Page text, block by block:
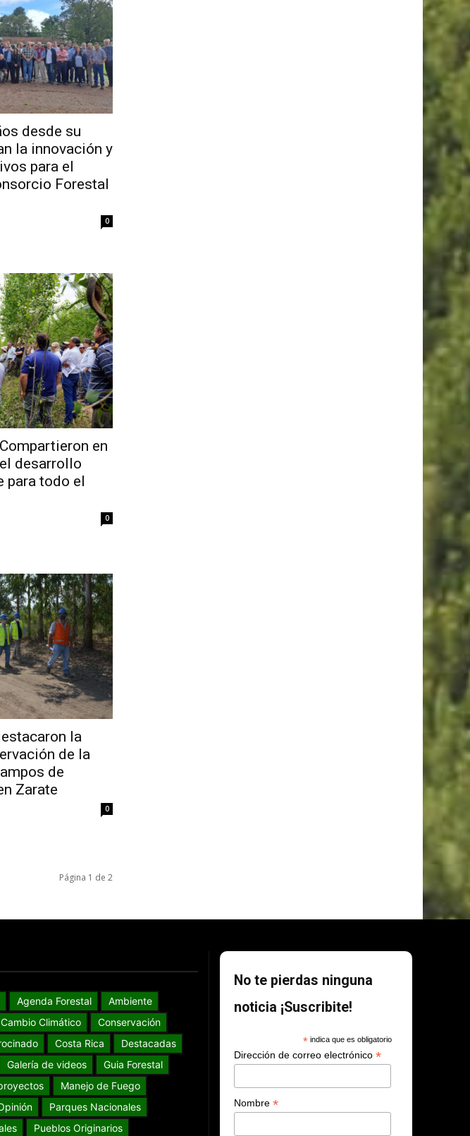
desde su
la innovación y
para el
Forestal
0
en
desarrollo
para todo el
0
la
de la
de
Zarate
0
Página 1 de 2
Agenda Forestal
Ambiente
Cambio Climático
Conservación
Costa Rica
Destacadas
Galería de videos
Guia Forestal
Manejo de Fuego
Parques Nacionales
Pueblos Originarios
No te pierdas ninguna
noticia ¡Suscribite!
*indica que es obligatorio
Dirección de correo electrónico*
Nombre*